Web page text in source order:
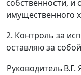
собственности, и
имущественного
2. Контроль за
оставляю за
РуководительВ.Г.